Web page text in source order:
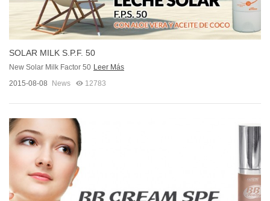
SOLAR MILK S.P.F. 50
New Solar Milk Factor 50 Leer Más
2015-08-08
News 12783